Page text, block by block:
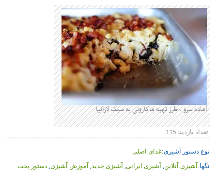
. طرز تهیه ماکارونی به سبک لازانیا
115
آشپزی:غذای اصلی
آنلاین, آشپزی ایرانی ,آشپزی جدید,آموزش آشپزی, دستور پخت